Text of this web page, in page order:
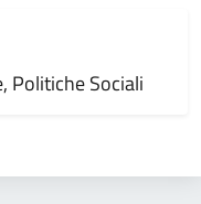
Politiche Sociali